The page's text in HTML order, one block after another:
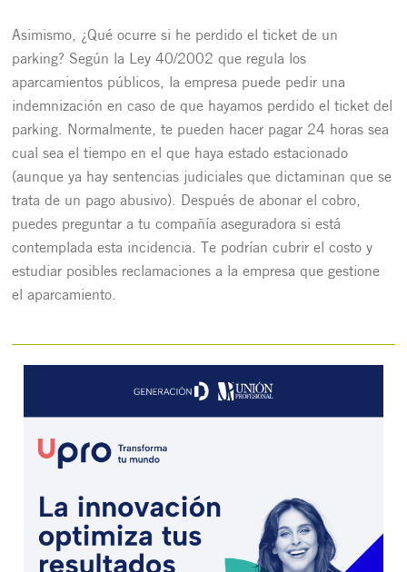
Asimismo, ¿Qué ocurre si he perdido el ticket de un
parking? Según la Ley 40/2002 que regula los
aparcamientos públicos, la empresa puede pedir una
indemnización en caso de que hayamos perdido el ticket del
parking. Normalmente, te pueden hacer pagar 24 horas sea
cual sea el tiempo en el que haya estado estacionado
(aunque ya hay sentencias judiciales que dictaminan que se
trata de un pago abusivo). Después de abonar el cobro,
puedes preguntar a tu compañía aseguradora si está
contemplada esta incidencia. Te podrían cubrir el costo y
estudiar posibles reclamaciones a la empresa que gestione
el aparcamiento.